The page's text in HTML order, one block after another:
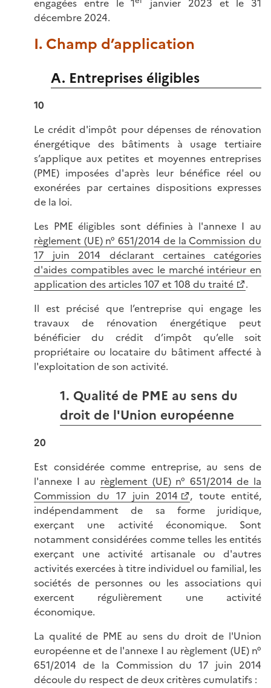
engagées entre le 1
janvier 2023 et le 31
décembre 2024.
I. Champ d’application
A. Entreprises éligibles
10
Le crédit d'impôt pour dépenses de rénovation
énergétique des bâtiments à usage tertiaire
s’applique aux petites et moyennes entreprises
(PME) imposées d'après leur bénéfice réel ou
exonérées par certaines dispositions expresses
de la loi.
Les PME éligibles sont définies à l'annexe I au
règlement (UE) n° 651/2014 de la Commission du
17 juin 2014 déclarant certaines catégories
d'aides compatibles avec le marché intérieur en
application des articles 107 et 108 du traité
.
Il est précisé que l’entreprise qui engage les
travaux de rénovation énergétique peut
bénéficier du crédit d’impôt qu’elle soit
propriétaire ou locataire du bâtiment affecté à
l'exploitation de son activité.
1. Qualité de PME au sens du
droit de l'Union européenne
20
Est considérée comme entreprise, au sens de
l'annexe I au règlement (UE) n° 651/2014 de la
Commission du 17 juin 2014
, toute entité,
indépendamment de sa forme juridique,
exerçant une activité économique. Sont
notamment considérées comme telles les entités
exerçant une activité artisanale ou d'autres
activités exercées à titre individuel ou familial, les
sociétés de personnes ou les associations qui
exercent régulièrement une activité
économique.
La qualité de PME au sens du droit de l'Union
européenne et de l'annexe I au règlement (UE) n°
651/2014 de la Commission du 17 juin 2014
découle du respect de deux critères cumulatifs :